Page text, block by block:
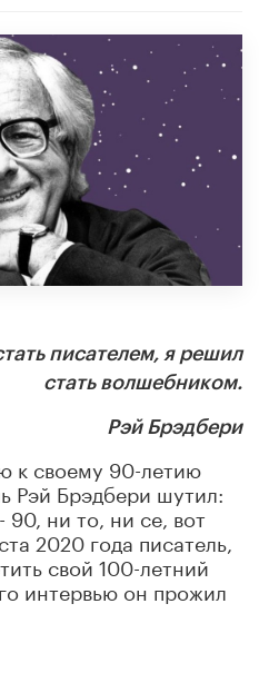
писателем, я решил
стать волшебником.
Рэй Брэдбери
к своему 90-летию
Рэй Брэдбери шутил:
90, ни то, ни се, вот
2020 года писатель,
свой 100-летний
интервью он прожил